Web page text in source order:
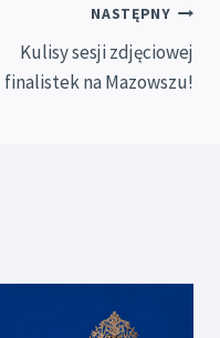
NASTĘPNY
Kulisy sesji zdjęciowej
finalistek na Mazowszu!